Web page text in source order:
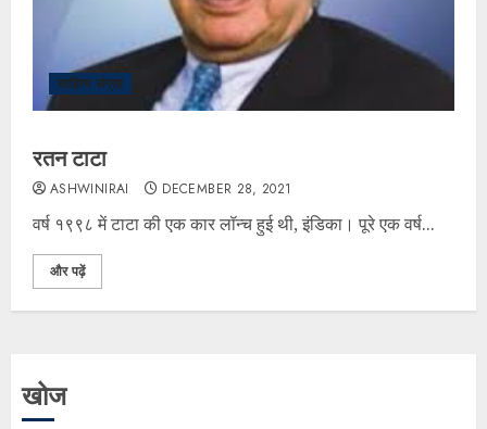
साहित्य संग्रह
रतन टाटा
ASHWINIRAI DECEMBER 28, 2021
वर्ष १९९८ में टाटा की एक कार लॉन्च हुई थी, इंडिका। पूरे एक वर्ष...
और पढ़ें
खोज